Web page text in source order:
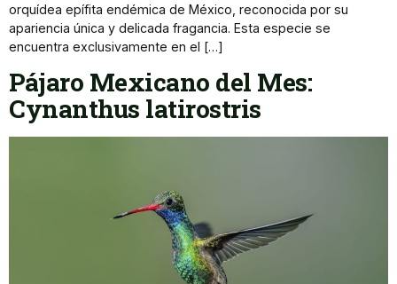
orquídea epífita endémica de México, reconocida por su
apariencia única y delicada fragancia. Esta especie se
encuentra exclusivamente en el […]
Pájaro Mexicano del Mes:
Cynanthus latirostris